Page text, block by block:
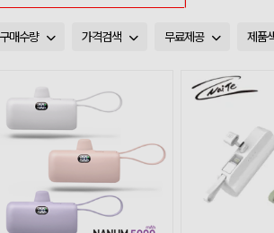
구매수량 가격검색 무료제공 제품